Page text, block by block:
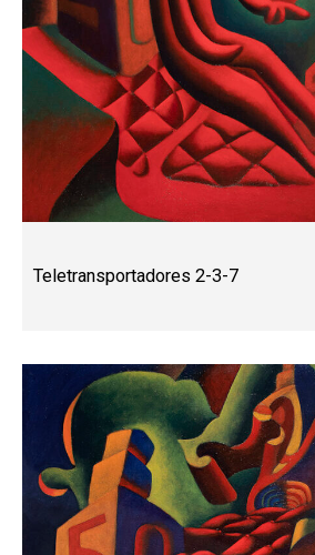
Teletransportadores 2-3-7